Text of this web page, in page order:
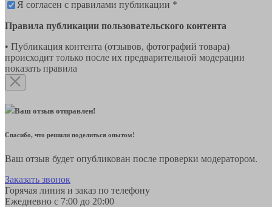
Я согласен с правилами публикации *
Правила публикации пользовательского контента
• Публикация контента (отзывов, фотографий товара)
происходит только после их предварительной модерации
показать правила
Ваш отзыв отправлен!
Спасибо, что решили поделиться опытом!
Ваш отзыв будет опубликован после проверки модератором.
Заказать звонок
Горячая линия и заказ по телефону
Ежедневно с 7:00 до 20:00